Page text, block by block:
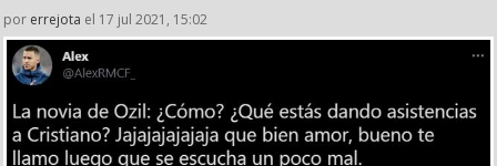
por errejota el 17 jul 2021, 15:02